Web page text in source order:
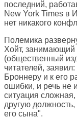
последний,
New York Times в
нет никакого
Полемика
Хойт, занимающий
(общественный
читателей,
Броннеру и к его
ошибки, и речь не
ситуация
другую
его сына".